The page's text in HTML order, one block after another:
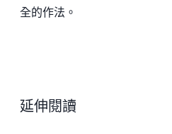
全的作法。
延伸閱讀